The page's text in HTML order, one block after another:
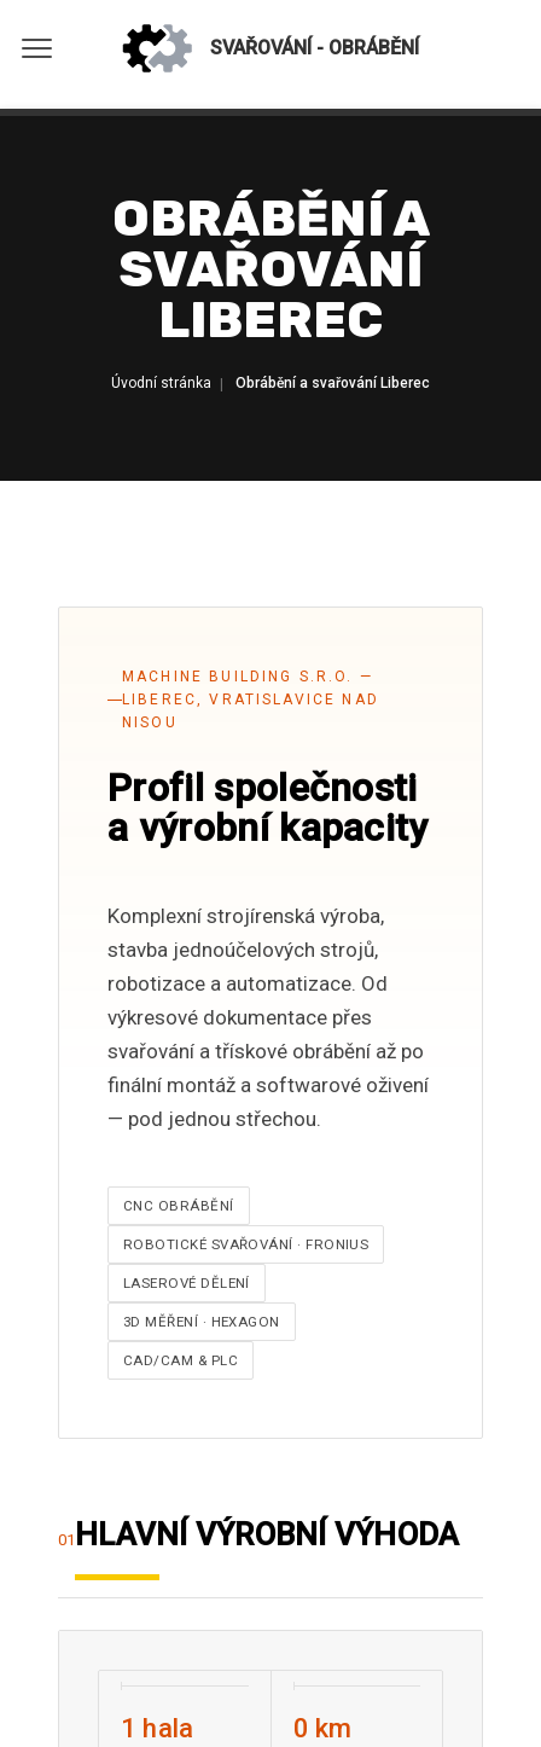
SVAŘOVÁNÍ - OBRÁBĚNÍ
OBRÁBĚNÍ A
SVAŘOVÁNÍ
LIBEREC
Úvodní stránka Obrábění a svařování Liberec
MACHINE BUILDING S.R.O. —
LIBEREC, VRATISLAVICE NAD
NISOU
Profil společnosti
a výrobní kapacity
Komplexní strojírenská výroba,
stavba jednoúčelových strojů,
robotizace a automatizace. Od
výkresové dokumentace přes
svařování a třískové obrábění až po
finální montáž a softwarové oživení
— pod jednou střechou.
CNC OBRÁBĚNÍ
ROBOTICKÉ SVAŘOVÁNÍ · FRONIUS
LASEROVÉ DĚLENÍ
3D MĚŘENÍ · HEXAGON
CAD/CAM & PLC
01 HLAVNÍ VÝROBNÍ VÝHODA
1 hala 0 km